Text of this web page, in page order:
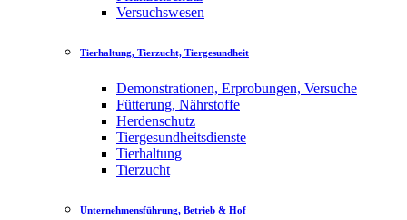
Versuchswesen
Tierhaltung, Tierzucht, Tiergesundheit
Demonstrationen, Erprobungen, Versuche
Fütterung, Nährstoffe
Herdenschutz
Tiergesundheitsdienste
Tierhaltung
Tierzucht
Unternehmensführung, Betrieb & Hof